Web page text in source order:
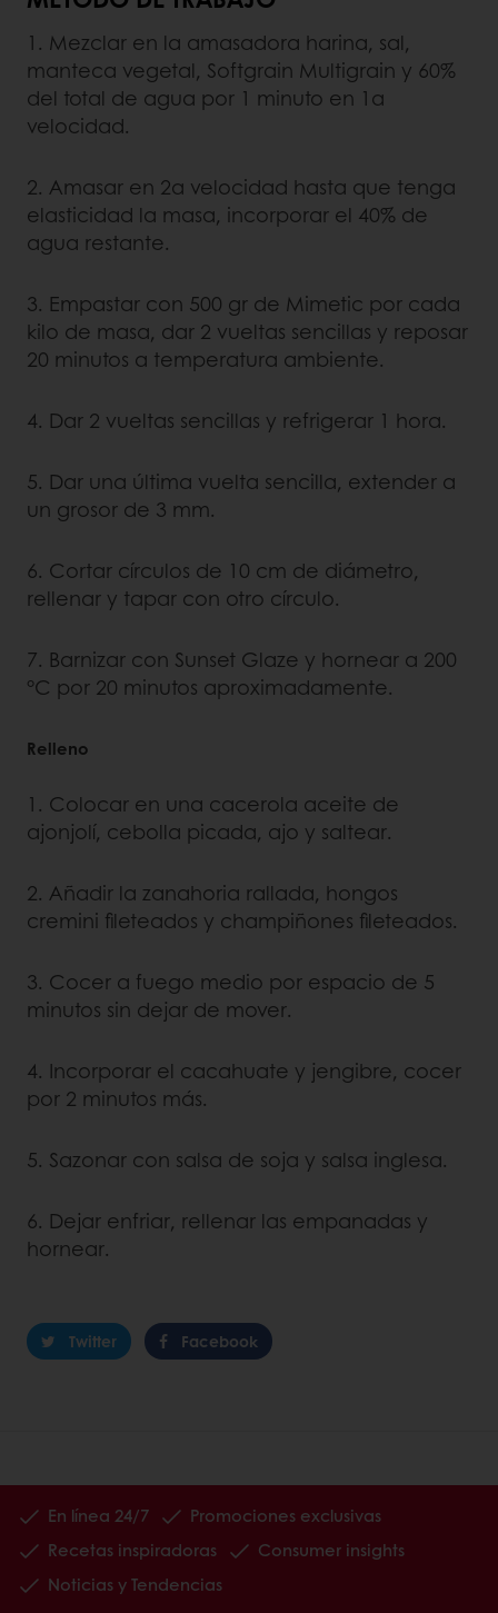
1. Mezclar en la amasadora harina, sal,
manteca vegetal, Softgrain Multigrain y 60%
del total de agua por 1 minuto en 1a
velocidad.
2. Amasar en 2a velocidad hasta que tenga
elasticidad la masa, incorporar el 40% de
agua restante.
3. Empastar con 500 gr de Mimetic por cada
kilo de masa, dar 2 vueltas sencillas y reposar
20 minutos a temperatura ambiente.
4. Dar 2 vueltas sencillas y refrigerar 1 hora.
5. Dar una última vuelta sencilla, extender a
un grosor de 3 mm.
6. Cortar círculos de 10 cm de diámetro,
rellenar y tapar con otro círculo.
7. Barnizar con Sunset Glaze y hornear a 200
°C por 20 minutos aproximadamente.
Relleno
1. Colocar en una cacerola aceite de
ajonjolí, cebolla picada, ajo y saltear.
2. Añadir la zanahoria rallada, hongos
cremini fileteados y champiñones fileteados.
3. Cocer a fuego medio por espacio de 5
minutos sin dejar de mover.
4. Incorporar el cacahuate y jengibre, cocer
por 2 minutos más.
5. Sazonar con salsa de soja y salsa inglesa.
6. Dejar enfriar, rellenar las empanadas y
hornear.
Twitter Facebook
En línea 24/7
Promociones exclusivas
Recetas inspiradoras
Consumer insights
Noticias y Tendencias